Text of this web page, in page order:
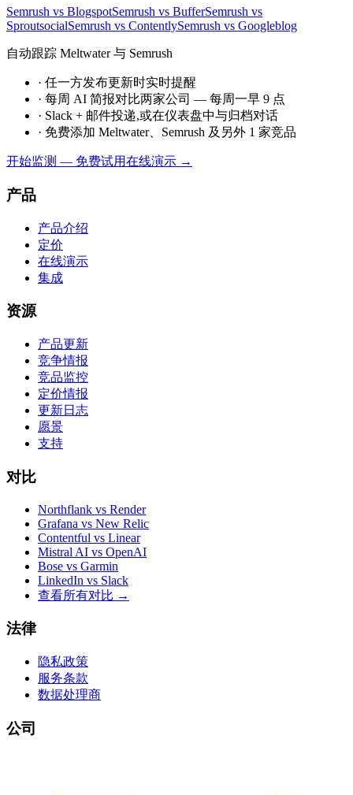
Semrush vs BlogspotSemrush vs BufferSemrush vs
SproutsocialSemrush vs ContentlySemrush vs Googleblog
自动跟踪 Meltwater 与 Semrush
· 任一方发布更新时实时提醒
· 每周 AI 简报对比两家公司 — 每周一早 9 点
· Slack + 邮件投递,或在仪表盘中与归档对话
· 免费添加 Meltwater、Semrush 及另外 1 家竞品
开始监测 — 免费试用在线演示 →
产品
产品介绍
定价
在线演示
集成
资源
产品更新
竞争情报
竞品监控
定价情报
更新日志
愿景
支持
对比
Northflank vs Render
Grafana vs New Relic
Contentful vs Linear
Mistral AI vs OpenAI
Bose vs Garmin
LinkedIn vs Slack
查看所有对比 →
法律
隐私政策
服务条款
数据处理商
公司